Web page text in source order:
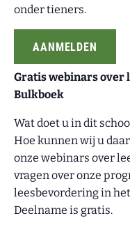
onder tieners.
AANMELDEN
Gratis webinars over
Bulkboek
Wat doet u in dit
Hoe kunnen wij u
onze webinars over
vragen over onze
leesbevordering in
Deelname is gratis.